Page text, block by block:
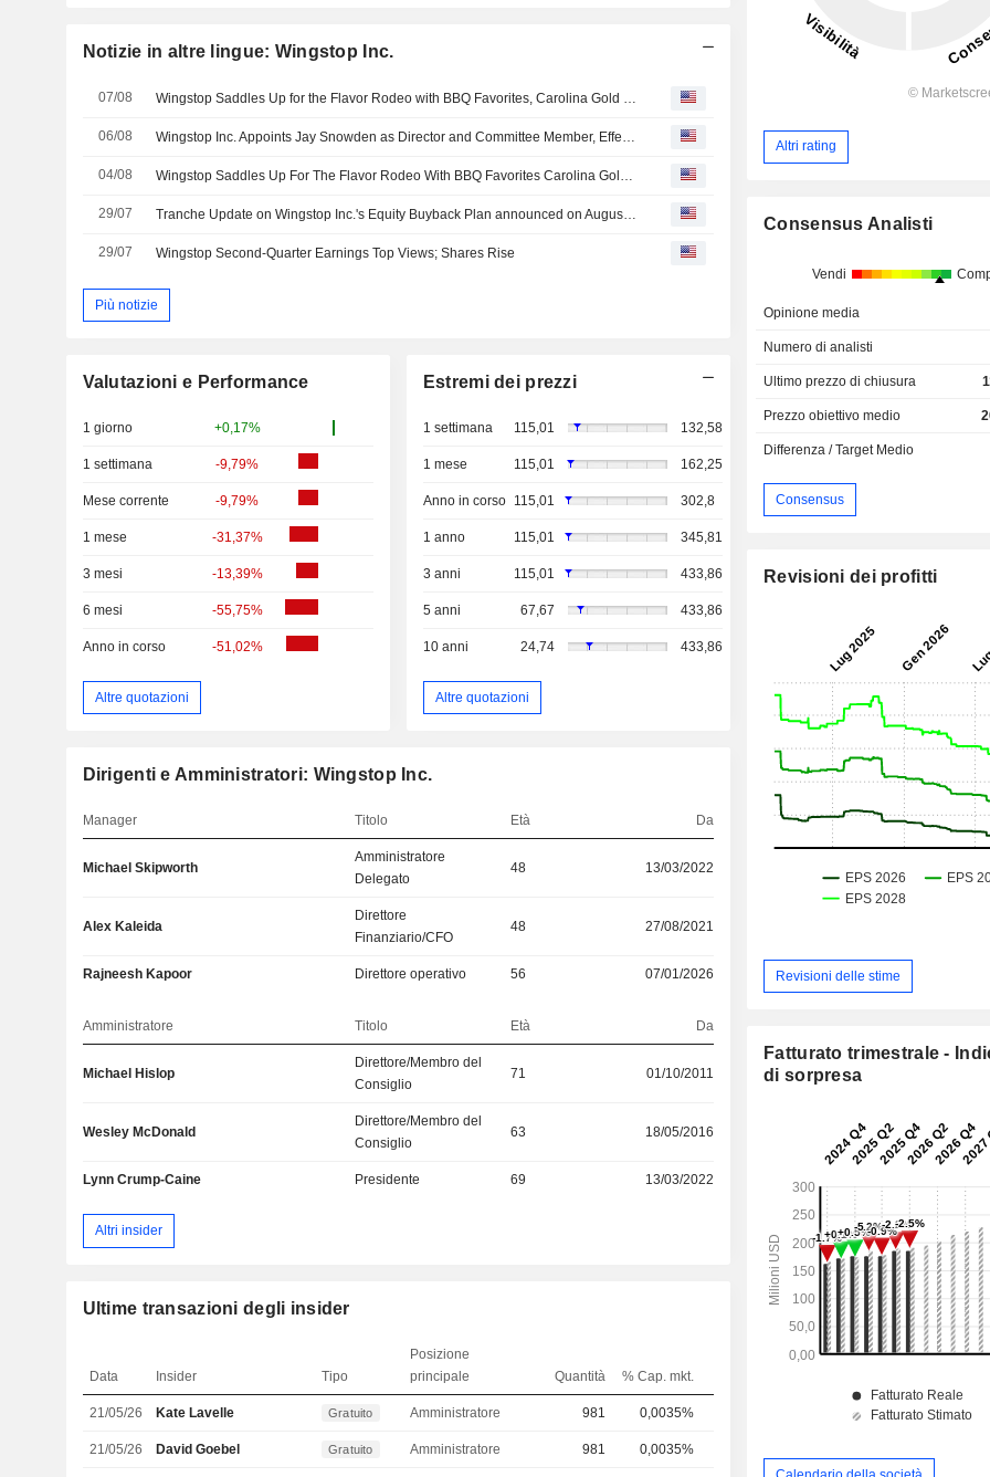
Notizie in altre lingue: Wingstop Inc.
07/08 Wingstop Saddles Up for the Flavor Rodeo with BBQ Favorites, Carolina Gold and Jamaican Jerk
06/08 Wingstop Inc. Appoints Jay Snowden as Director and Committee Member, Effective August 6, 2026
04/08 Wingstop Saddles Up For The Flavor Rodeo With BBQ Favorites Carolina Gold And Jamaican Jerk
29/07 Tranche Update on Wingstop Inc.'s Equity Buyback Plan announced on August 17, 2023.
29/07 Wingstop Second-Quarter Earnings Top Views; Shares Rise
Più notizie
Valutazioni e Performance
1 giorno +0,17%
1 settimana -9,79%
Mese corrente -9,79%
1 mese -31,37%
3 mesi -13,39%
6 mesi -55,75%
Anno in corso -51,02%
Altre quotazioni
Estremi dei prezzi
1 settimana 115,01 132,58
1 mese 115,01 162,25
Anno in corso 115,01 302,8
1 anno 115,01 345,81
3 anni 115,01 433,86
5 anni 67,67 433,86
10 anni 24,74 433,86
Altre quotazioni
Dirigenti e Amministratori: Wingstop Inc.
Manager Titolo Età Da
Michael Skipworth
Amministratore
Delegato
48 13/03/2022
Alex Kaleida
Direttore
Finanziario/CFO
48 27/08/2021
Rajneesh Kapoor Direttore operativo 56 07/01/2026
Amministratore Titolo Età Da
Michael Hislop
Direttore/Membro del
Consiglio
71 01/10/2011
Wesley McDonald
Direttore/Membro del
Consiglio
63 18/05/2016
Lynn Crump-Caine Presidente 69 13/03/2022
Altri insider
Ultime transazioni degli insider
Data Insider Tipo
Posizione
principale
Quantità % Cap. mkt.
21/05/26 Kate Lavelle Gratuito Amministratore 981 0,0035%
21/05/26 David Goebel Gratuito Amministratore 981 0,0035%
Altri rating
Consensus Analisti
Vendi
Opinione media
Numero di analisti
Ultimo prezzo di chiusura
Prezzo obiettivo medio
Differenza / Target Medio
Consensus
Revisioni dei profitti
Revisioni delle stime
Fatturato trimestrale -
di sorpresa